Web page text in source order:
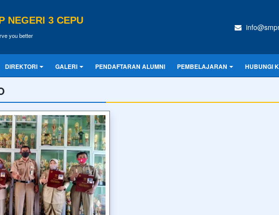
NEGERI 3 CEPU
you better
DIREKTORI GALERI PENDAFTARAN ALUMNI PEMBELAJARAN HUBUNGI